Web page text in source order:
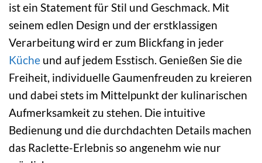
ist ein Statement für Stil und Geschmack. Mit
seinem edlen Design und der erstklassigen
Verarbeitung wird er zum Blickfang in jeder
Küche und auf jedem Esstisch. Genießen Sie die
Freiheit, individuelle Gaumenfreuden zu kreieren
und dabei stets im Mittelpunkt der kulinarischen
Aufmerksamkeit zu stehen. Die intuitive
Bedienung und die durchdachten Details machen
das Raclette-Erlebnis so angenehm wie nur